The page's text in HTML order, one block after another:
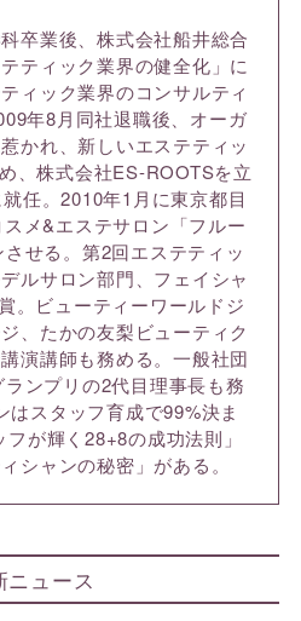
卒業後、株式会社船井総合
ティック業界の健全化」に
ィック業界のコンサルティ
年8月同社退職後、オーガ
かれ、新しいエステティッ
、株式会社ES-ROOTSを立
任。2010年1月に東京都目
メ&エステサロン「フルー
せる。第2回エステティッ
ルサロン部門、フェイシャ
。ビューティーワールドジ
、たかの友梨ビューティク
演講師も務める。一般社団
ンプリの2代目理事長も務
はスタッフ育成で99%決ま
が輝く28+8の成功法則」
シャンの秘密」がある。
ニュース